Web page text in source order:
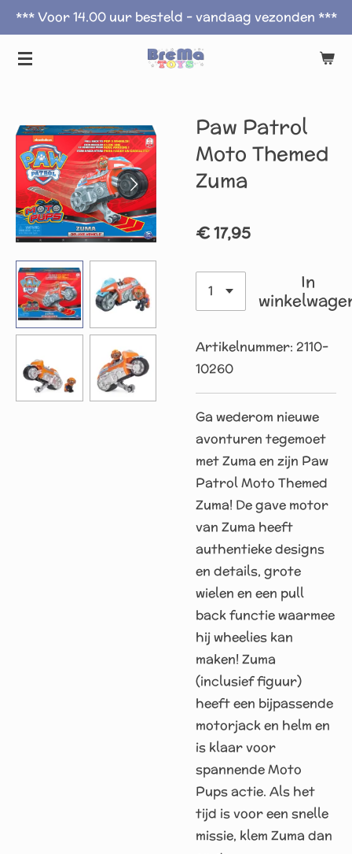
Ga
naar
*** Voor 14.00 uur besteld - vandaag vezonden ***
Paw Patrol
Moto Themed
Zuma
€ 17,95
In
Artikelnummer: 2110-
10260
Ga wederom nieuwe
avonturen tegemoet
met Zuma en zijn Paw
Patrol Moto Themed
Zuma! De gave motor
van Zuma heeft
authentieke designs
en details, grote
wielen en een pull
back functie waarmee
hij wheelies kan
maken! Zuma
(inclusief figuur)
heeft een bijpassende
motorjack en helm en
is klaar voor
spannende Moto
Pups actie. Als het
tijd is voor een snelle
missie, klem Zuma dan